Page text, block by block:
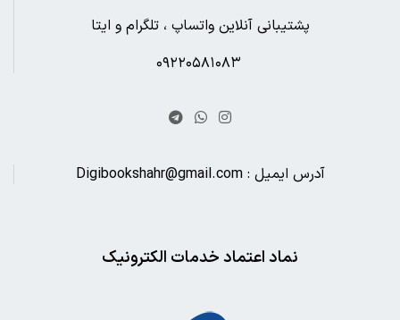
پشتیبانی آنلاین واتساپ ، تلگرام و ایتا
آدرس ایمیل : Digibookshahr@gmail.com
نماد اعتماد خدمات الکترونیک